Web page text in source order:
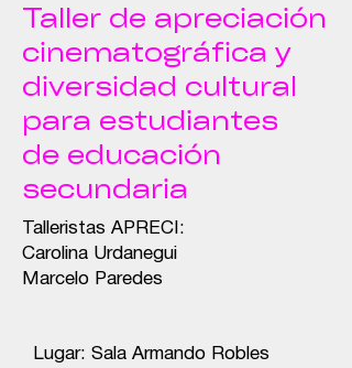
Taller de apreciación
cinematográfica y
diversidad cultural
para estudiantes
de educación
secundaria
Talleristas APRECI:
Carolina Urdanegui
Marcelo Paredes
Lugar: Sala Armando Robles